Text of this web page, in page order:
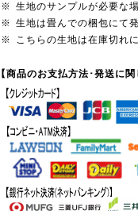
※ 生地のサンプルが必要な
※ 生地は畳んでの梱包にて
※
こちらの生地は在庫切れ
【商品のお支払方法･発送に